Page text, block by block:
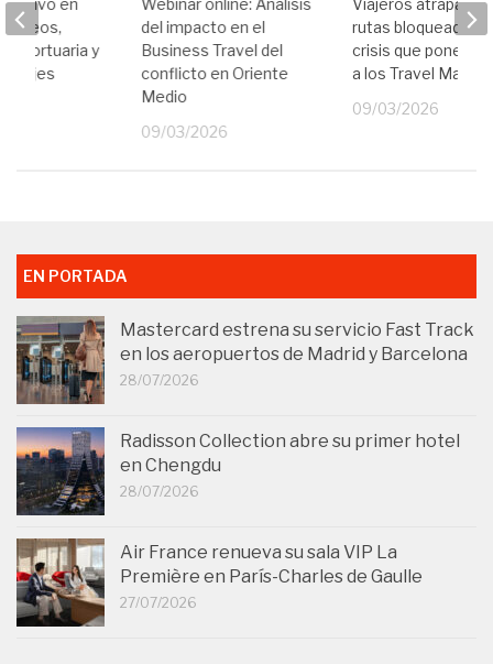
del impacto en el
Business Travel del
conflicto en Oriente
Medio
09/03/2026
rutas bloqueadas:
crisis que pone a
a los Travel
09/03/2026
y
viajes
EN PORTADA
Mastercard estrena su servicio Fast Track
en los aeropuertos de Madrid y Barcelona
28/07/2026
Radisson Collection abre su primer hotel
en Chengdu
28/07/2026
Air France renueva su sala VIP La
Première en París-Charles de Gaulle
27/07/2026